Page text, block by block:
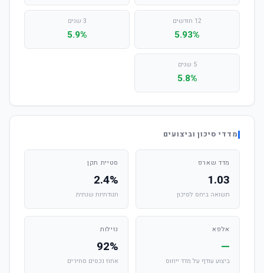
12 חודשים
5.93%
3 שנים
5.9%
5 שנים
5.8%
מדדי סיכון וביצועים
מדד שארפ
1.03
תשואה ביחס לסיכון
סטיית תקן
2.4%
תנודתיות שנתית
אלפא
—
ביצוע עודף על מדד ייחוס
נזילות
92%
אחוז נכסים סחירים